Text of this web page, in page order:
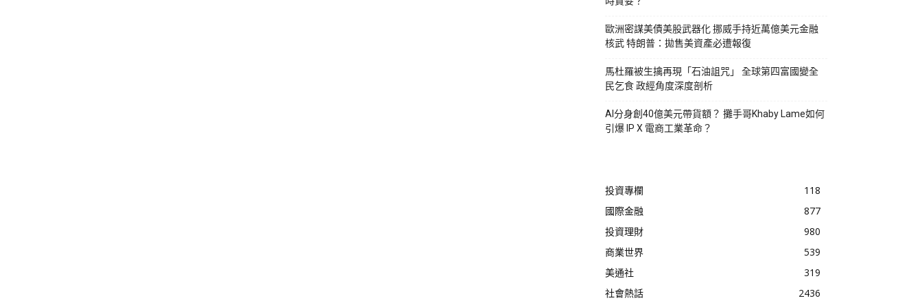
歐洲密謀美債美股武器化 挪威手持近萬億美元金融
核武 特朗普：拋售美資產必遭報復
馬杜羅被生擒再現「石油詛咒」 全球第四富國變全
民乞食 政經角度深度剖析
AI分身創40億美元帶貨額？ 攤手哥Khaby Lame如何
引爆 IP X 電商工業革命？
投資專欄
118
國際金融
877
投資理財
980
商業世界
539
美通社
319
社會熱話
2436